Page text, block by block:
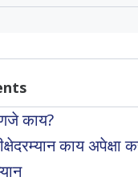
काय?
काय अपेक्षा